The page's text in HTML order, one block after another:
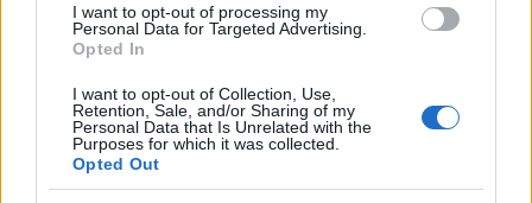
I want to opt-out of processing my
Personal Data for Targeted Advertising.
Opted In
I want to opt-out of Collection, Use,
Retention, Sale, and/or Sharing of my
Personal Data that Is Unrelated with the
Purposes for which it was collected.
Opted Out